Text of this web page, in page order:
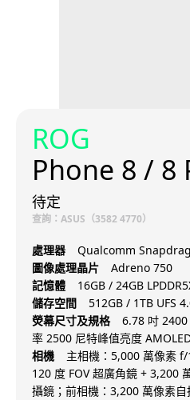
ROG
Phone 8 / 8
待定
查詢：ASUS（3582 4770）
處理器
Qualcomm
圖像處理晶片
Adreno 750
記憶體
16GB / 24GB
儲存空間
512GB / 1TB UFS
熒幕尺寸及規格
6.78 吋
率 2500 尼特峰值亮度
相機
主相機：5,000 萬像素
120 度 FOV 超廣角鏡 + 3,200
攝鏡；前相機：3,200 萬像素自